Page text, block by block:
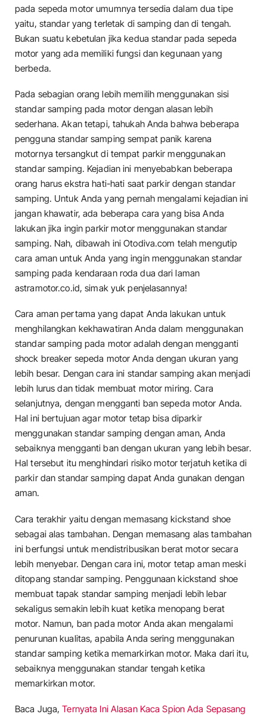
pada sepeda motor umumnya tersedia dalam dua tipe
yaitu, standar yang terletak di samping dan di tengah.
Bukan suatu kebetulan jika kedua standar pada sepeda
motor yang ada memiliki fungsi dan kegunaan yang
berbeda.
Pada sebagian orang lebih memilih menggunakan sisi
standar samping pada motor dengan alasan lebih
sederhana. Akan tetapi, tahukah Anda bahwa beberapa
pengguna standar samping sempat panik karena
motornya tersangkut di tempat parkir menggunakan
standar samping. Kejadian ini menyebabkan beberapa
orang harus ekstra hati-hati saat parkir dengan standar
samping. Untuk Anda yang pernah mengalami kejadian ini
jangan khawatir, ada beberapa cara yang bisa Anda
lakukan jika ingin parkir motor menggunakan standar
samping. Nah, dibawah ini Otodiva.com telah mengutip
cara aman untuk Anda yang ingin menggunakan standar
samping pada kendaraan roda dua dari laman
astramotor.co.id, simak yuk penjelasannya!
Cara aman pertama yang dapat Anda lakukan untuk
menghilangkan kekhawatiran Anda dalam menggunakan
standar samping pada motor adalah dengan mengganti
shock breaker sepeda motor Anda dengan ukuran yang
lebih besar. Dengan cara ini standar samping akan menjadi
lebih lurus dan tidak membuat motor miring. Cara
selanjutnya, dengan mengganti ban sepeda motor Anda.
Hal ini bertujuan agar motor tetap bisa diparkir
menggunakan standar samping dengan aman, Anda
sebaiknya mengganti ban dengan ukuran yang lebih besar.
Hal tersebut itu menghindari risiko motor terjatuh ketika di
parkir dan standar samping dapat Anda gunakan dengan
aman.
Cara terakhir yaitu dengan memasang kickstand shoe
sebagai alas tambahan. Dengan memasang alas tambahan
ini berfungsi untuk mendistribusikan berat motor secara
lebih menyebar. Dengan cara ini, motor tetap aman meski
ditopang standar samping. Penggunaan kickstand shoe
membuat tapak standar samping menjadi lebih lebar
sekaligus semakin lebih kuat ketika menopang berat
motor. Namun, ban pada motor Anda akan mengalami
penurunan kualitas, apabila Anda sering menggunakan
standar samping ketika memarkirkan motor. Maka dari itu,
sebaiknya menggunakan standar tengah ketika
memarkirkan motor.
Baca Juga,Ternyata Ini Alasan Kaca Spion Ada Sepasang